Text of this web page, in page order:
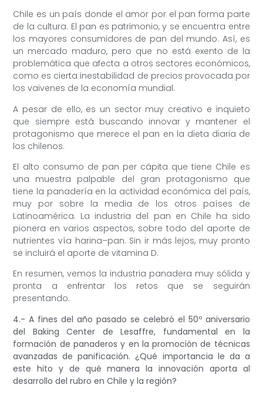
Chile es un país donde el amor por el pan forma parte
de la cultura. El pan es patrimonio, y se encuentra entre
los mayores consumidores de pan del mundo. Así, es
un mercado maduro, pero que no está exento de la
problemática que afecta a otros sectores económicos,
como es cierta inestabilidad de precios provocada por
los vaivenes de la economía mundial.
A pesar de ello, es un sector muy creativo e inquieto
que siempre está buscando innovar y mantener el
protagonismo que merece el pan en la dieta diaria de
los chilenos.
El alto consumo de pan per cápita que tiene Chile es
una muestra palpable del gran protagonismo que
tiene la panadería en la actividad económica del país,
muy por sobre la media de los otros países de
Latinoamérica. La industria del pan en Chile ha sido
pionera en varios aspectos, sobre todo del aporte de
nutrientes vía harina–pan. Sin ir más lejos, muy pronto
se incluirá el aporte de vitamina D.
En resumen, vemos la industria panadera muy sólida y
pronta a enfrentar los retos que se seguirán
presentando.
4.- A fines del año pasado se celebró el 50º aniversario
del Baking Center de Lesaffre, fundamental en la
formación de panaderos y en la promoción de técnicas
avanzadas de panificación. ¿Qué importancia le da a
este hito y de qué manera la innovación aporta al
desarrollo del rubro en Chile y la región?